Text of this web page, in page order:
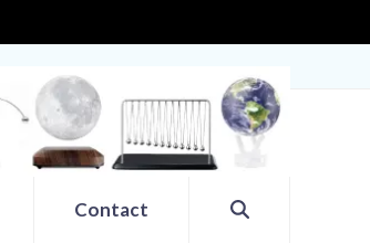
Contact